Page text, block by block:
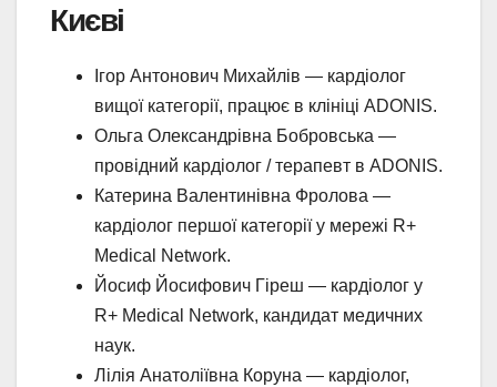
Києві
Ігор Антонович Михайлів — кардіолог
вищої категорії, працює в клініці ADONIS.
Ольга Олександрівна Бобровська —
провідний кардіолог / терапевт в ADONIS.
Катерина Валентинівна Фролова —
кардіолог першої категорії у мережі R+
Medical Network.
Йосиф Йосифович Гіреш — кардіолог у
R+ Medical Network, кандидат медичних
наук.
Лілія Анатоліївна Коруна — кардіолог,